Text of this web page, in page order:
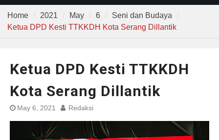
Home 2021 May 6
Seni dan Budaya
Ketua DPD Kesti TTKKDH Kota Serang Dillantik
Ketua DPD Kesti TTKKDH
Kota Serang Dillantik
May 6, 2021 Redaksi